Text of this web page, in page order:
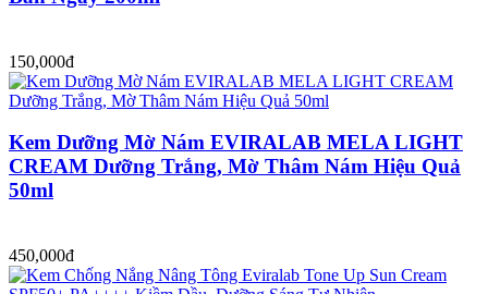
150,000đ
Kem Dưỡng Mờ Nám EVIRALAB MELA LIGHT
CREAM Dưỡng Trắng, Mờ Thâm Nám Hiệu Quả
50ml
450,000đ